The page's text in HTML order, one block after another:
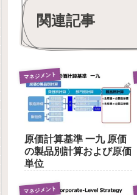
関連記事
マネジメント
原価計算基準 一九 原価
の製品別計算および原価
単位
マネジメント